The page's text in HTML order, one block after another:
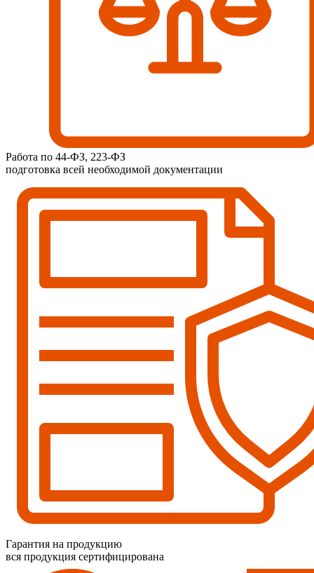
Работа по 44-ФЗ, 223-ФЗ
подготовка всей необходимой документации
Гарантия на продукцию
вся продукция сертифицирована